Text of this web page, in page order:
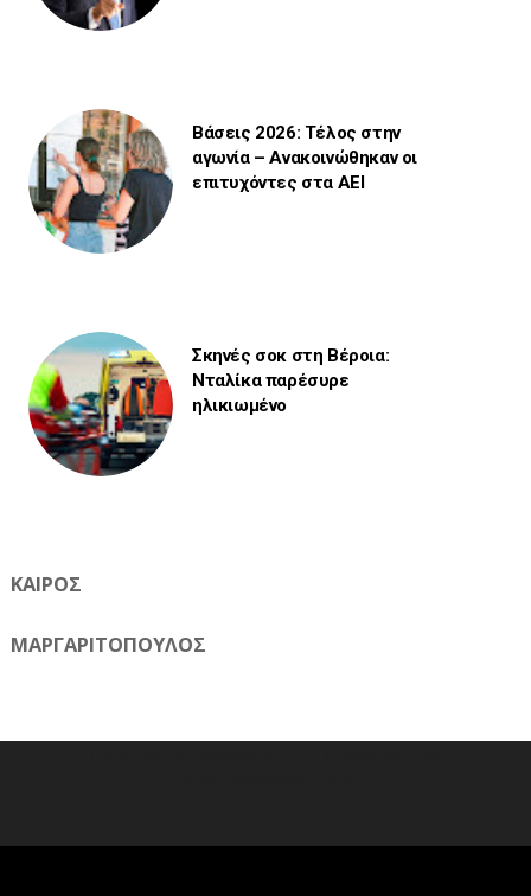
Βάσεις 2026: Τέλος στην
αγωνία – Ανακοινώθηκαν οι
επιτυχόντες στα ΑΕΙ
Σκηνές σοκ στη Βέροια:
Νταλίκα παρέσυρε
ηλικιωμένο
ΚΑΙΡΟΣ
ΜΑΡΓΑΡΙΤΟΠΟΥΛΟΣ